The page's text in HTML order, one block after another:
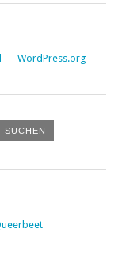
WordPress.org